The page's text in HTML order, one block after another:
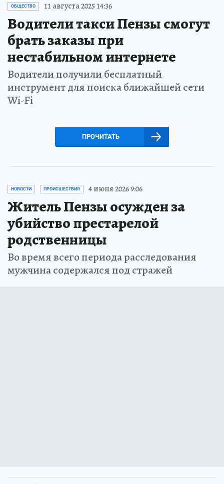
ОБЩЕСТВО 11 августа 2025 14:36
Водители такси Пензы смогут
брать заказы при
нестабильном интернете
Водители получили бесплатный
инструмент для поиска ближайшей сети
Wi-Fi
ПРОЧИТАТЬ
НОВОСТИ ПРОИСШЕСТВИЯ 4 июня 2026 9:06
Житель Пензы осужден за
убийство престарелой
родственницы
Во время всего периода расследования
мужчина содержался под стражей